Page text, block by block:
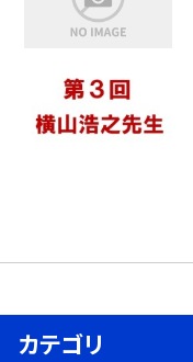
カテゴリ